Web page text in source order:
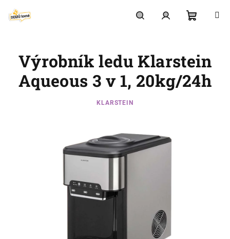
košík
Výrobník ledu Klarstein
Aqueous 3 v 1, 20kg/24h
KLARSTEIN